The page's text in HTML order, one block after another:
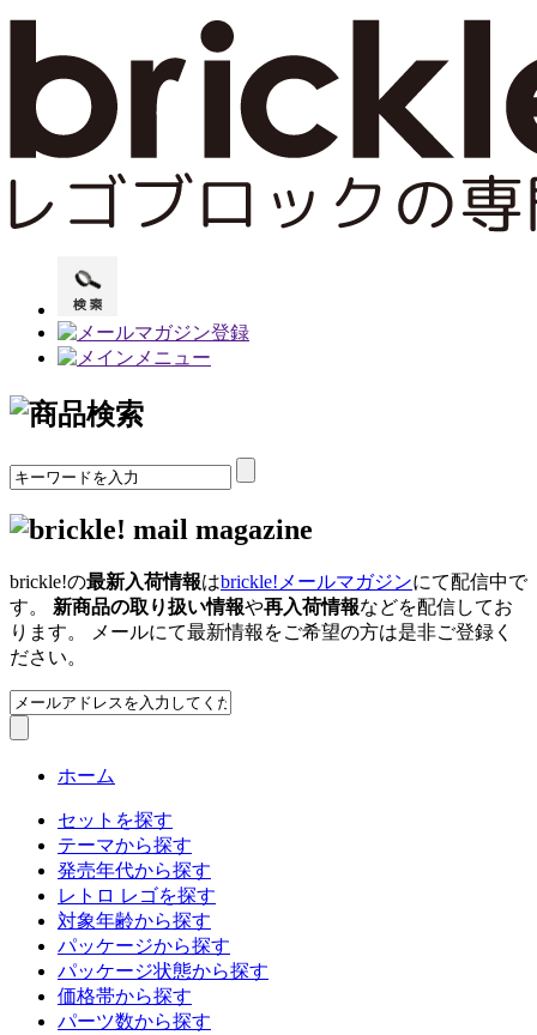
brickle!の最新入荷情報はbrickle!メールマガジンにて配信中で
す。 新商品の取り扱い情報や再入荷情報などを配信してお
ります。 メールにて最新情報をご希望の方は是非ご登録く
ださい。
ホーム
セットを探す
テーマから探す
発売年代から探す
レトロ レゴを探す
対象年齢から探す
パッケージから探す
パッケージ状態から探す
価格帯から探す
パーツ数から探す